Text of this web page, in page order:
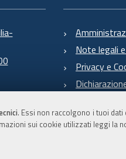
. Essi non raccolgono i tuoi
sui cookie utilizzati leggi la
Note legali
Privacy e